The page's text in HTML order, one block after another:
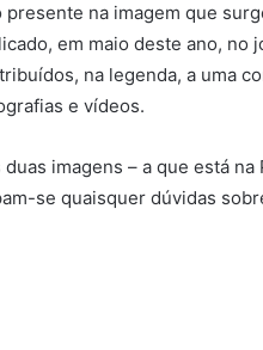
presente na imagem que
em maio deste ano, no
na legenda, a uma
e vídeos.
duas imagens – a que está
se quaisquer dúvidas